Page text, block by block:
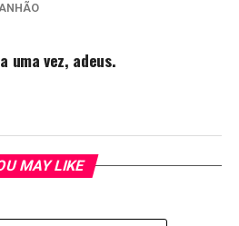
uma vez, adeus.
MAY LIKE